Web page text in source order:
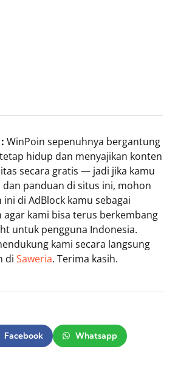
WinPoin sepenuhnya bergantung
hidup dan menyajikan konten
secara gratis — jadi jika kamu
panduan di situs ini, mohon
di AdBlock kamu sebagai
kami bisa terus berkembang
untuk pengguna Indonesia.
kami secara langsung
di Saweria. Terima kasih.
Facebook Whatsapp